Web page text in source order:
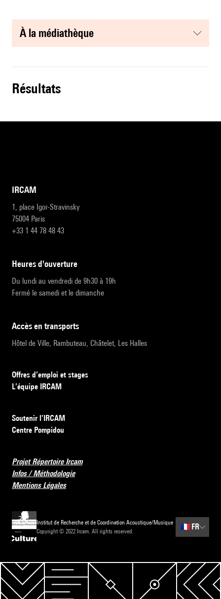
à la médiathèque
résultats
IRCAM
1, place Igor-Stravinsky
75004 Paris
+33 1 44 78 48 43
heures d'ouverture
Du lundi au vendredi de 9h30 à 19h
Fermé le samedi et le dimanche
accès en transports
Hôtel de Ville, Rambuteau, Châtelet, Les Halles
Offres d’emploi et stages
L’équipe IRCAM
Soutenir l’IRCAM
Centre Pompidou
Projet Répertoire Ircam
Infos / Méthodologie
Mentions Légales
Institut de Recherche et de Coordination Acoustique/Musique
Copyright © 2022 Ircam. All rights reserved.
🇫🇷 FR